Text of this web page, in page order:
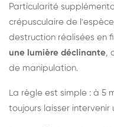
Particularité
crépusculaire de
destruction réalisées en
une lumière déclinante,
de manipulation.
La règle est simple : à 5
toujours laisser intervenir